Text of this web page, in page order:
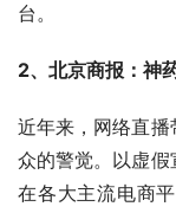
台。
2、北京商报：神
近年来，网络直
众的警觉。以虚假
在各大主流电商